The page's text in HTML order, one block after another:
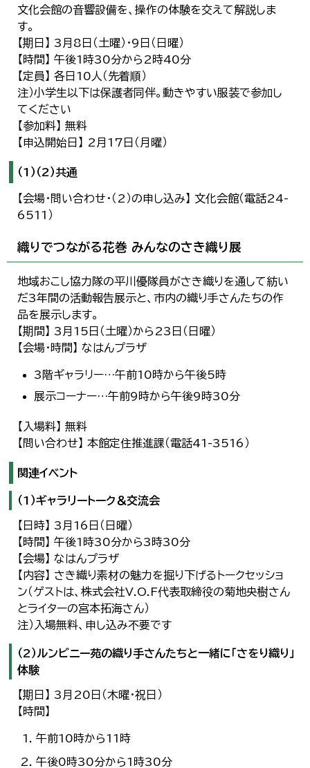
文化会館の音響設備を、操作の体験を交えて解説しま
す。
【期日】 3月8日（土曜）・9日（日曜）
【時間】 午後1時30分から2時40分
【定員】 各日10人（先着順）
注）小学生以下は保護者同伴。動きやすい服装で参加し
てください
【参加料】 無料
【申込開始日】 2月17日（月曜）
（1）（2）共通
【会場・問い合わせ・（2）の申し込み】 文化会館（電話24-
6511）
織りでつながる花巻 みんなのさき織り展
地域おこし協力隊の平川優隊員がさき織りを通して紡い
だ3年間の活動報告展示と、市内の織り手さんたちの作
品を展示します。
【期間】 3月15日（土曜）から23日（日曜）
【会場・時間】 なはんプラザ
3階ギャラリー…午前10時から午後5時
展示コーナー…午前9時から午後9時30分
【入場料】 無料
【問い合わせ】 本館定住推進課（電話41-3516）
関連イベント
（1）ギャラリートーク＆交流会
【日時】 3月16日（日曜）
【時間】 午後1時30分から3時30分
【会場】 なはんプラザ
【内容】 さき織り素材の魅力を掘り下げるトークセッショ
ン（ゲストは、株式会社V.O.F代表取締役の菊地央樹さん
とライターの宮本拓海さん）
注）入場無料、申し込み不要です
（2）ルンビニー苑の織り手さんたちと一緒に「さをり織り」
体験
【期日】 3月20日（木曜・祝日）
【時間】
午前10時から11時
午後0時30分から1時30分